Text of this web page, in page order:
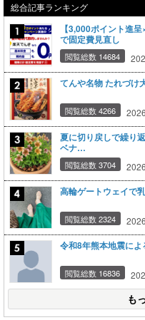
総合記事ランキング
【3,000ポイント進
で固定費見直し
閲覧総数 14684
てんや名物 たれづけ
閲覧総数 4266
夏に切り戻しで繰り
ベナ…
閲覧総数 3704
高輪ゲートウェイで
閲覧総数 2324
令和8年熊本地震に
閲覧総数 16836
も